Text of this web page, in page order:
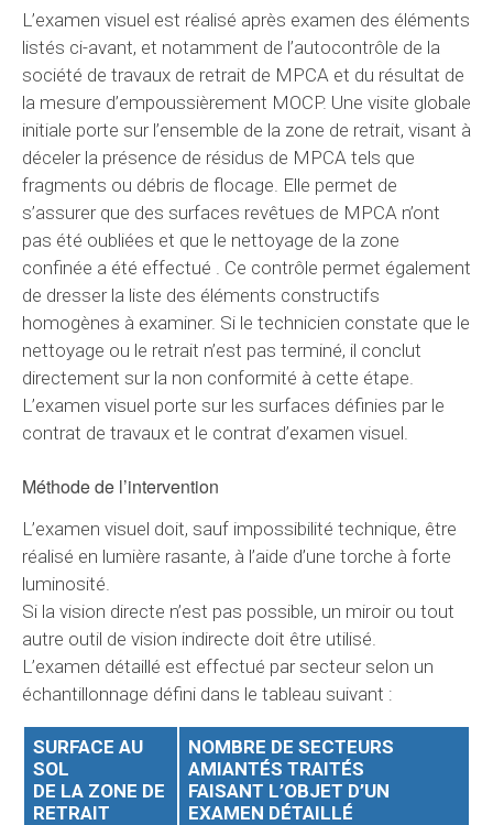
L’examen visuel est réalisé après examen des éléments
listés ci-avant, et notamment de l’autocontrôle de la
société de travaux de retrait de MPCA et du résultat de
la mesure d’empoussièrement MOCP. Une visite globale
initiale porte sur l’ensemble de la zone de retrait, visant à
déceler la présence de résidus de MPCA tels que
fragments ou débris de flocage. Elle permet de
s’assurer que des surfaces revêtues de MPCA n’ont
pas été oubliées et que le nettoyage de la zone
confinée a été effectué . Ce contrôle permet également
de dresser la liste des éléments constructifs
homogènes à examiner. Si le technicien constate que le
nettoyage ou le retrait n’est pas terminé, il conclut
directement sur la non conformité à cette étape.
L’examen visuel porte sur les surfaces définies par le
contrat de travaux et le contrat d’examen visuel.
Méthode de l’intervention
L’examen visuel doit, sauf impossibilité technique, être
réalisé en lumière rasante, à l’aide d’une torche à forte
luminosité.
Si la vision directe n’est pas possible, un miroir ou tout
autre outil de vision indirecte doit être utilisé.
L’examen détaillé est effectué par secteur selon un
échantillonnage défini dans le tableau suivant :
SURFACE AU
SOL
DE LA ZONE DE
RETRAIT
NOMBRE DE SECTEURS
AMIANTÉS TRAITÉS
FAISANT L’OBJET D’UN
EXAMEN DÉTAILLÉ